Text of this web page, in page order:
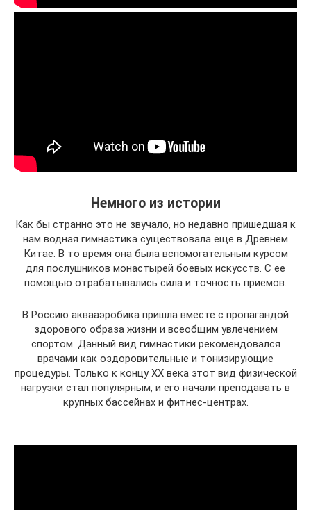
Немного из истории
Как бы странно это не звучало, но недавно пришедшая к
нам водная гимнастика существовала еще в Древнем
Китае. В то время она была вспомогательным курсом
для послушников монастырей боевых искусств. С ее
помощью отрабатывались сила и точность приемов.
В Россию аквааэробика пришла вместе с пропагандой
здорового образа жизни и всеобщим увлечением
спортом. Данный вид гимнастики рекомендовался
врачами как оздоровительные и тонизирующие
процедуры. Только к концу ХХ века этот вид физической
нагрузки стал популярным, и его начали преподавать в
крупных бассейнах и фитнес-центрах.